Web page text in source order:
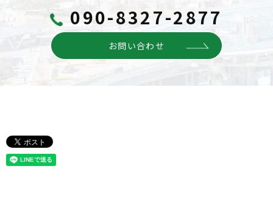
090-8327-2877
お問い合わせ